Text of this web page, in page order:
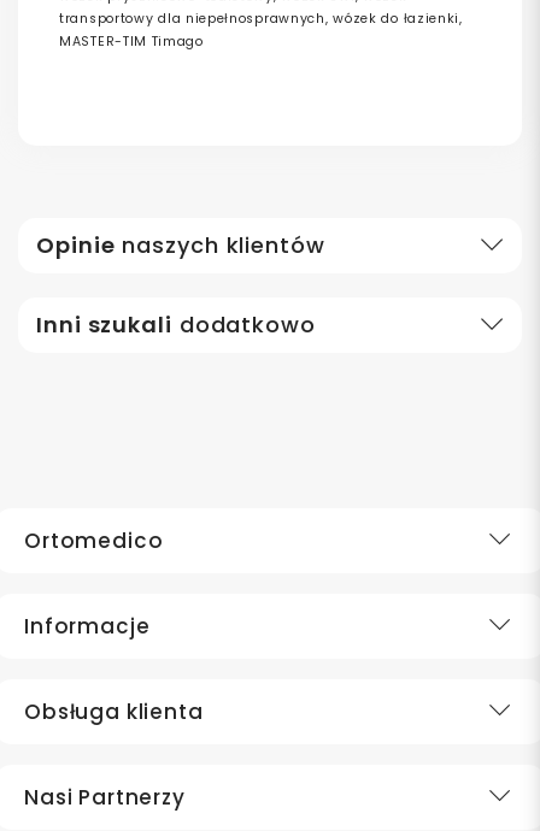
transportowy dla niepełnosprawnych, wózek do łazienki,
MASTER-TIM Timago
Opinie naszych klientów
Inni szukali dodatkowo
Ortomedico
Informacje
Obsługa klienta
Nasi Partnerzy